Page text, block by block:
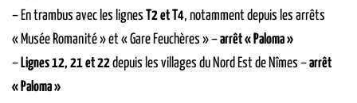
– En trambus avec les lignes T2 et T4, notamment depuis les arrêts
« Musée Romanité » et « Gare Feuchères » –arrêt « Paloma »
– Lignes 12, 21 et 22depuis les villages du Nord Est de Nîmes –arrêt
« Paloma »